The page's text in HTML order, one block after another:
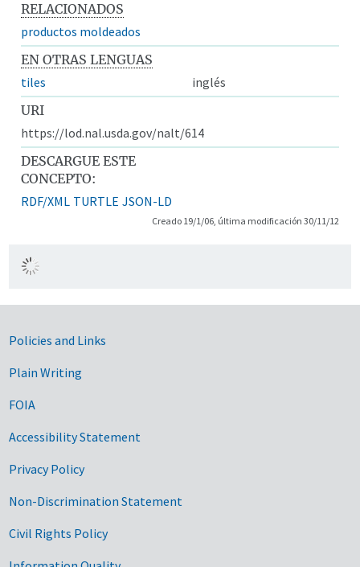
RELACIONADOS
productos moldeados
EN OTRAS LENGUAS
tiles
inglés
URI
https://lod.nal.usda.gov/nalt/614
DESCARGUE ESTE
CONCEPTO:
RDF/XML TURTLE JSON-LD
Creado 19/1/06, última modificación 30/11/12
Government Links
Policies and Links
Plain Writing
FOIA
Accessibility Statement
Privacy Policy
Non-Discrimination Statement
Civil Rights Policy